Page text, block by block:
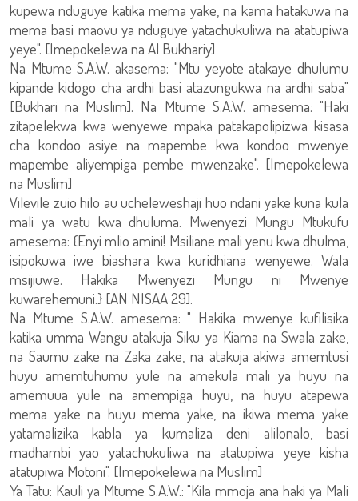
kupewa nduguye katika mema yake, na kama hatakuwa na
mema basi maovu ya nduguye yatachukuliwa na atatupiwa
yeye". [Imepokelewa na Al Bukhariy]
Na Mtume S.A.W. akasema: "Mtu yeyote atakaye dhulumu
kipande kidogo cha ardhi basi atazungukwa na ardhi saba"
[Bukhari na Muslim]. Na Mtume S.A.W. amesema: "Haki
zitapelekwa kwa wenyewe mpaka patakapolipizwa kisasa
cha kondoo asiye na mapembe kwa kondoo mwenye
mapembe aliyempiga pembe mwenzake". [Imepokelewa
na Muslim]
Vilevile zuio hilo au ucheleweshaji huo ndani yake kuna kula
mali ya watu kwa dhuluma. Mwenyezi Mungu Mtukufu
amesema: {Enyi mlio amini! Msiliane mali yenu kwa dhulma,
isipokuwa iwe biashara kwa kuridhiana wenyewe. Wala
msijiuwe. Hakika Mwenyezi Mungu ni Mwenye
kuwarehemuni.} [AN NISAA 29].
Na Mtume S.A.W. amesema: " Hakika mwenye kufilisika
katika umma Wangu atakuja Siku ya Kiama na Swala zake,
na Saumu zake na Zaka zake, na atakuja akiwa amemtusi
huyu amemtuhumu yule na amekula mali ya huyu na
amemuua yule na amempiga huyu, na huyu atapewa
mema yake na huyu mema yake, na ikiwa mema yake
yatamalizika kabla ya kumaliza deni alilonalo, basi
madhambi yao yatachukuliwa na atatupiwa yeye kisha
atatupiwa Motoni". [Imepokelewa na Muslim]
Ya Tatu: Kauli ya Mtume S.A.W.: "Kila mmoja ana haki ya Mali